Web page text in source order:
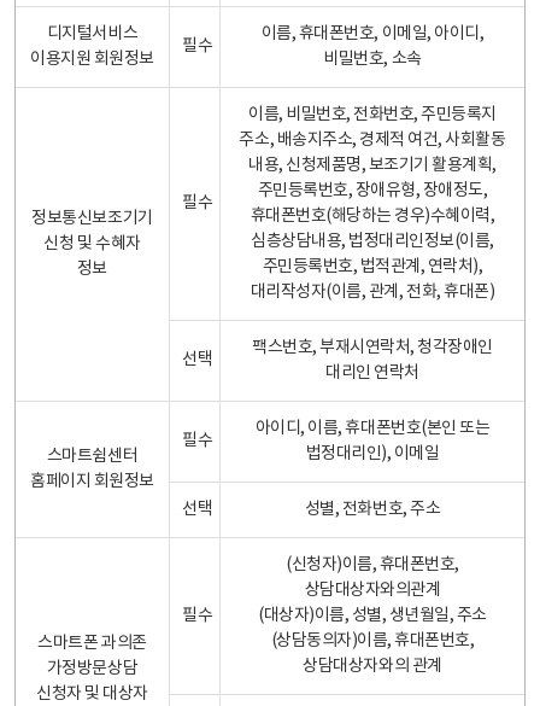
디지털서비스
이용지원 회원정보
필수
이름, 휴대폰번호, 이메일, 아이디,
비밀번호, 소속
정보통신보조기기
신청 및 수혜자
정보
필수
이름, 비밀번호, 전화번호, 주민등록지
주소, 배송지주소, 경제적 여건, 사회활동
내용, 신청제품명, 보조기기 활용계획,
주민등록번호, 장애유형, 장애정도,
휴대폰번호(해당하는 경우)수혜이력,
심층상담내용, 법정대리인정보(이름,
주민등록번호, 법적관계, 연락처),
대리작성자(이름, 관계, 전화, 휴대폰)
선택
팩스번호, 부재시연락처, 청각장애인
대리인 연락처
스마트쉼센터
홈페이지 회원정보
필수
아이디, 이름, 휴대폰번호(본인 또는
법정대리인), 이메일
선택 성별, 전화번호, 주소
스마트폰 과의존
가정방문상담
신청자 및 대상자
필수
(신청자)이름, 휴대폰번호,
상담대상자와의관계
(대상자)이름, 성별, 생년월일, 주소
(상담동의자)이름, 휴대폰번호,
상담대상자와의 관계